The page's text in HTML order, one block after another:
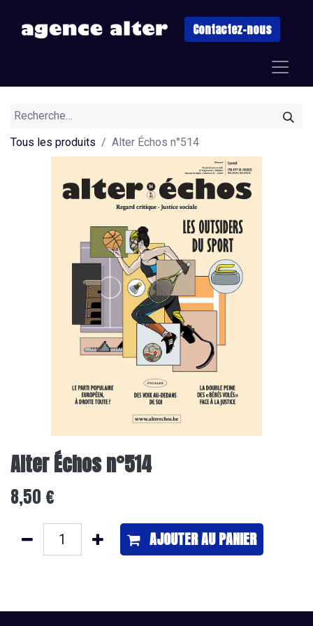
Contactez-nous
Tous les produits Alter Échos n°514
Alter Échos n°514
8,50 €
AJOUTER ​AU PANIER